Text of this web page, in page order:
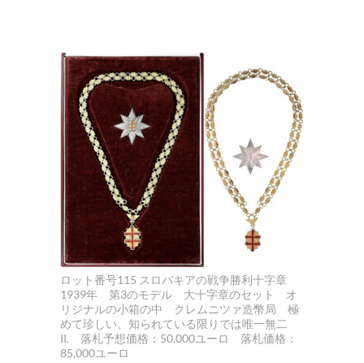
ロット番号115 スロバキアの戦争勝利十字章
1939年 第3のモデル 大十字章のセット オ
リジナルの小箱の中 クレムニツァ造幣局 極
めて珍しい、知られている限りでは唯一無二
II. 落札予想価格：50,000ユーロ 落札価格：
85,000ユーロ